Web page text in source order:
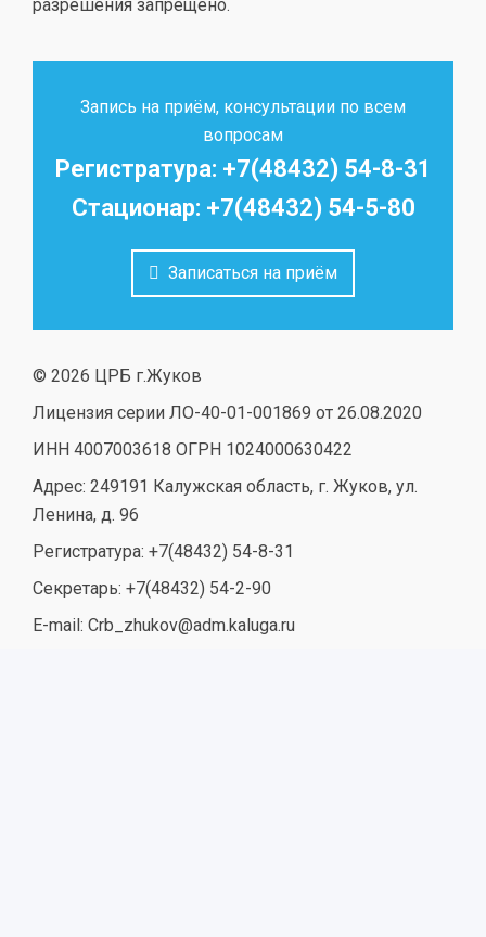
разрешения запрещено.
Запись на приём, консультации по всем
вопросам
Регистратура: +7(48432) 54-8-31
Стационар: +7(48432) 54-5-80
Записаться на приём
© 2026 ЦРБ г.Жуков
Лицензия серии ЛО-40-01-001869 от 26.08.2020
ИНН 4007003618 ОГРН 1024000630422
Адрес: 249191 Калужская область, г. Жуков, ул.
Ленина, д. 96
Регистратура: +7(48432) 54-8-31
Секретарь: +7(48432) 54-2-90
E-mail: Crb_zhukov@adm.kaluga.ru